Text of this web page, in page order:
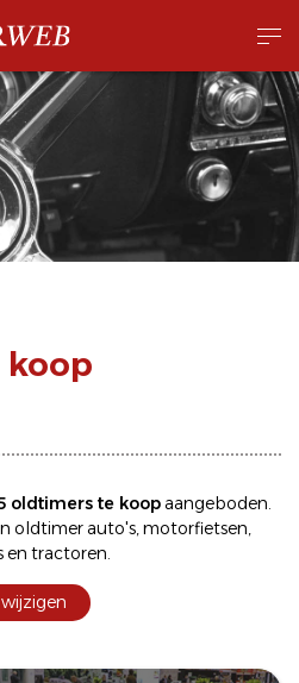
oldtimers te koopaangeboden.
oldtimerauto's,motorfietsen,
en tractoren.